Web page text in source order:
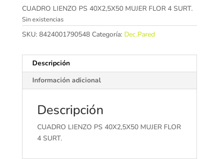
CUADRO LIENZO PS 40X2,5X50 MUJER FLOR 4 SURT.
Sin existencias
SKU: 8424001790548 Categoría: Dec.Pared
Descripción
Información adicional
Descripción
CUADRO LIENZO PS 40X2,5X50 MUJER FLOR
4 SURT.